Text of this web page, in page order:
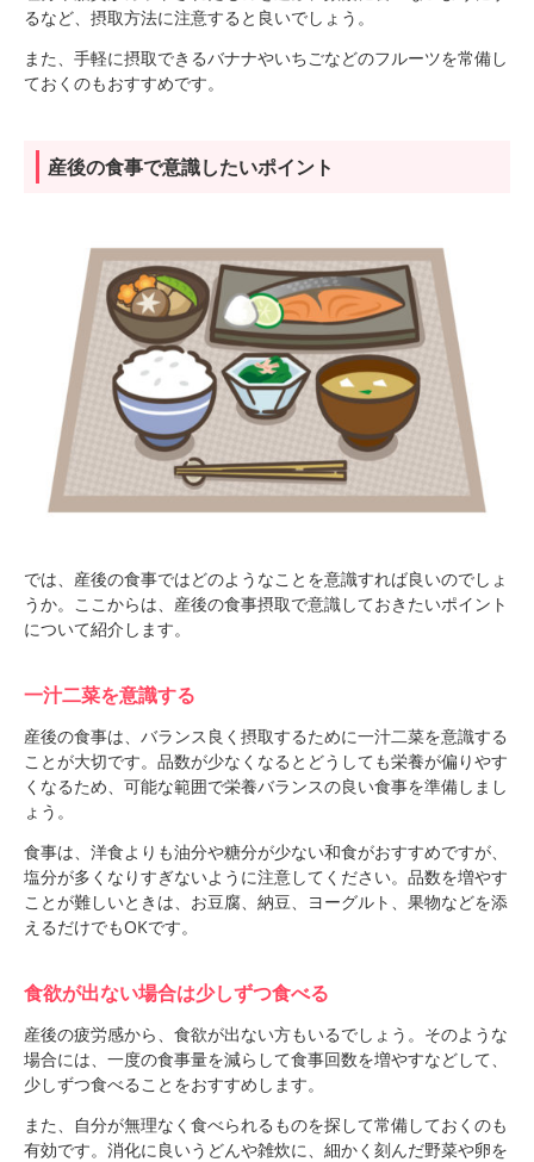
るなど、摂取方法に注意すると良いでしょう。
また、手軽に摂取できるバナナやいちごなどのフルーツを常備し
ておくのもおすすめです。
産後の食事で意識したいポイント
では、産後の食事ではどのようなことを意識すれば良いのでしょ
うか。ここからは、産後の食事摂取で意識しておきたいポイント
について紹介します。
一汁二菜を意識する
産後の食事は、バランス良く摂取するために一汁二菜を意識する
ことが大切です。品数が少なくなるとどうしても栄養が偏りやす
くなるため、可能な範囲で栄養バランスの良い食事を準備しまし
ょう。
食事は、洋食よりも油分や糖分が少ない和食がおすすめですが、
塩分が多くなりすぎないように注意してください。品数を増やす
ことが難しいときは、お豆腐、納豆、ヨーグルト、果物などを添
えるだけでもOKです。
食欲が出ない場合は少しずつ食べる
産後の疲労感から、食欲が出ない方もいるでしょう。そのような
場合には、一度の食事量を減らして食事回数を増やすなどして、
少しずつ食べることをおすすめします。
また、自分が無理なく食べられるものを探して常備しておくのも
有効です。消化に良いうどんや雑炊に、細かく刻んだ野菜や卵を